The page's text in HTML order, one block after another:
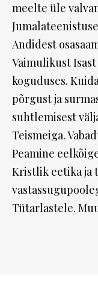
meelte üle
Andidest
Vaimulikust
koguduses.
põrgust ja
suhtlemisest
Teismeiga.
Peamine
Kristlik eetika ja
Tütarlastele.